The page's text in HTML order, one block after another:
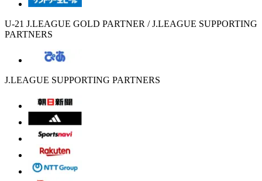
U-21 J.LEAGUE GOLD PARTNER / J.LEAGUE SUPPORTING
PARTNERS
J.LEAGUE SUPPORTING PARTNERS